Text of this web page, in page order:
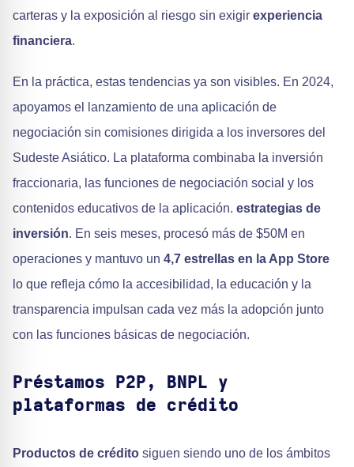
carteras y la exposición al riesgo sin exigir experiencia
financiera.
En la práctica, estas tendencias ya son visibles. En 2024,
apoyamos el lanzamiento de una aplicación de
negociación sin comisiones dirigida a los inversores del
Sudeste Asiático. La plataforma combinaba la inversión
fraccionaria, las funciones de negociación social y los
contenidos educativos de la aplicación. estrategias de
inversión. En seis meses, procesó más de $50M en
operaciones y mantuvo un 4,7 estrellas en la App Store
lo que refleja cómo la accesibilidad, la educación y la
transparencia impulsan cada vez más la adopción junto
con las funciones básicas de negociación.
Préstamos P2P, BNPL y
plataformas de crédito
Productos de crédito siguen siendo uno de los ámbitos